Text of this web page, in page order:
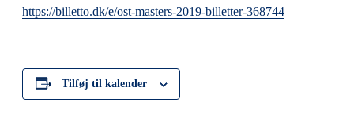
https://billetto.dk/e/ost-masters-2019-billetter-368744
Tilføj til kalender